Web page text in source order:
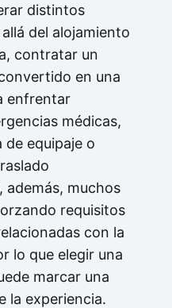
distintos
del alojamiento
contratar un
en una
enfrentar
médicas,
de equipaje o
además, muchos
requisitos
con la
lo que elegir una
marcar una
la experiencia.